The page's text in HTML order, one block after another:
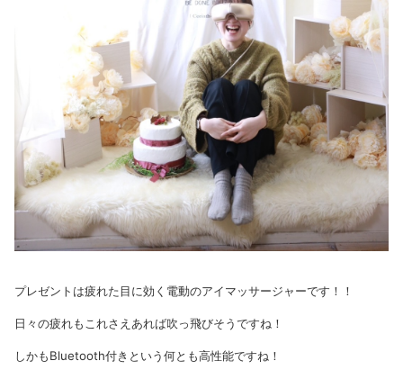
プレゼントは疲れた目に効く電動のアイマッサージャーです！！
日々の疲れもこれさえあれば吹っ飛びそうですね！
しかもBluetooth付きという何とも高性能ですね！